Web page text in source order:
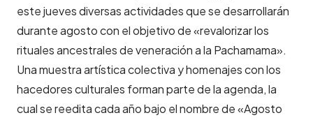
este jueves diversas actividades que se desarrollarán
durante agosto con el objetivo de «revalorizar los
rituales ancestrales de veneración a la Pachamama».
Una muestra artística colectiva y homenajes con los
hacedores culturales forman parte de la agenda, la
cual se reedita cada año bajo el nombre de «Agosto